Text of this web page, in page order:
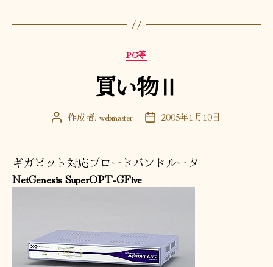
カ
テ
ゴ
リ
PC等
買い物Ⅱ
投 作成者: webmaster
投 2005年1月10日
ギガビット対応ブロードバンドルータ
NetGenesis SuperOPT-GFive